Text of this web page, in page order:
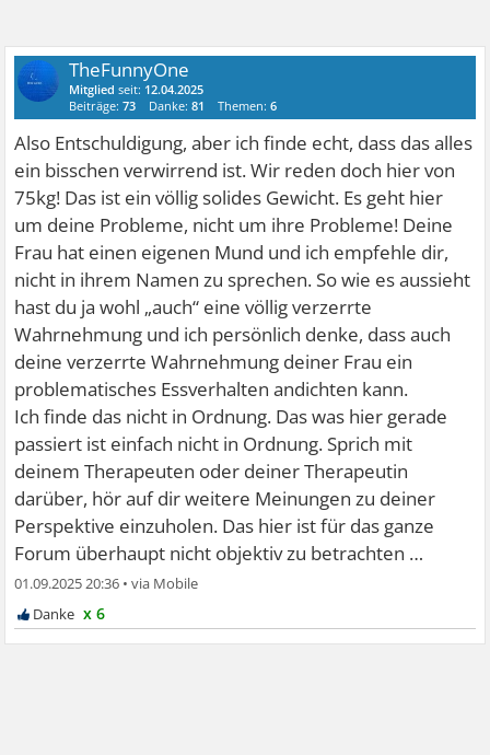
TheFunnyOne
Mitglied seit: 12.04.2025
Beiträge:73 Danke:81 Themen:6
Also Entschuldigung, aber ich finde echt, dass das alles
ein bisschen verwirrend ist. Wir reden doch hier von
75kg! Das ist ein völlig solides Gewicht. Es geht hier
um deine Probleme, nicht um ihre Probleme! Deine
Frau hat einen eigenen Mund und ich empfehle dir,
nicht in ihrem Namen zu sprechen. So wie es aussieht
hast du ja wohl „auch“ eine völlig verzerrte
Wahrnehmung und ich persönlich denke, dass auch
deine verzerrte Wahrnehmung deiner Frau ein
problematisches Essverhalten andichten kann.
Ich finde das nicht in Ordnung. Das was hier gerade
passiert ist einfach nicht in Ordnung. Sprich mit
deinem Therapeuten oder deiner Therapeutin
darüber, hör auf dir weitere Meinungen zu deiner
Perspektive einzuholen. Das hier ist für das ganze
Forum überhaupt nicht objektiv zu betrachten …
01.09.2025 20:36 •
x 6